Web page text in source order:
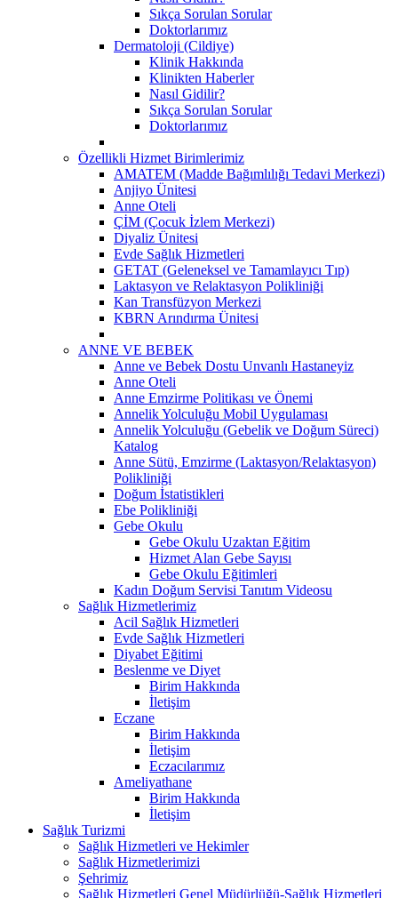
Sıkça Sorulan Sorular
Doktorlarımız
Dermatoloji (Cildiye)
Klinik Hakkında
Klinikten Haberler
Nasıl Gidilir?
Sıkça Sorulan Sorular
Doktorlarımız
Özellikli Hizmet Birimlerimiz
AMATEM (Madde Bağımlılığı Tedavi Merkezi)
Anjiyo Ünitesi
Anne Oteli
ÇİM (Çocuk İzlem Merkezi)
Diyaliz Ünitesi
Evde Sağlık Hizmetleri
GETAT (Geleneksel ve Tamamlayıcı Tıp)
Laktasyon ve Relaktasyon Polikliniği
Kan Transfüzyon Merkezi
KBRN Arındırma Ünitesi
ANNE VE BEBEK
Anne ve Bebek Dostu Unvanlı Hastaneyiz
Anne Oteli
Anne Emzirme Politikası ve Önemi
Annelik Yolculuğu Mobil Uygulaması
Annelik Yolculuğu (Gebelik ve Doğum Süreci)
Katalog
Anne Sütü, Emzirme (Laktasyon/Relaktasyon)
Polikliniği
Doğum İstatistikleri
Ebe Polikliniği
Gebe Okulu
Gebe Okulu Uzaktan Eğitim
Hizmet Alan Gebe Sayısı
Gebe Okulu Eğitimleri
Kadın Doğum Servisi Tanıtım Videosu
Sağlık Hizmetlerimiz
Acil Sağlık Hizmetleri
Evde Sağlık Hizmetleri
Diyabet Eğitimi
Beslenme ve Diyet
Birim Hakkında
İletişim
Eczane
Birim Hakkında
İletişim
Eczacılarımız
Ameliyathane
Birim Hakkında
İletişim
Sağlık Turizmi
Sağlık Hizmetleri ve Hekimler
Sağlık Hizmetlerimizi
Şehrimiz
Sağlık Hizmetleri Genel Müdürlüğü-Sağlık Hizmetleri